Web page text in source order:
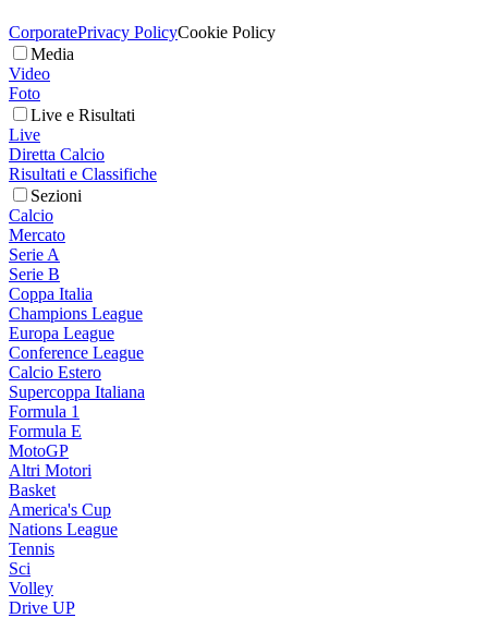
CorporatePrivacy PolicyCookie Policy
Media
Video
Foto
Live e Risultati
Live
Diretta Calcio
Risultati e Classifiche
Sezioni
Calcio
Mercato
Serie A
Serie B
Coppa Italia
Champions League
Europa League
Conference League
Calcio Estero
Supercoppa Italiana
Formula 1
Formula E
MotoGP
Altri Motori
Basket
America's Cup
Nations League
Tennis
Sci
Volley
Drive UP